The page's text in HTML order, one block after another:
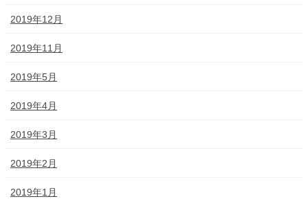
2019年12月
2019年11月
2019年5月
2019年4月
2019年3月
2019年2月
2019年1月